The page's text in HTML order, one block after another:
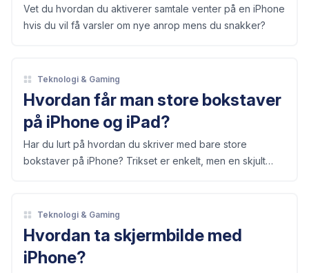
Vet du hvordan du aktiverer samtale venter på en iPhone
hvis du vil få varsler om nye anrop mens du snakker?
Teknologi & Gaming
Hvordan får man store bokstaver
på iPhone og iPad?
Har du lurt på hvordan du skriver med bare store
bokstaver på iPhone? Trikset er enkelt, men en skjult
Teknologi & Gaming
Hvordan ta skjermbilde med
iPhone?